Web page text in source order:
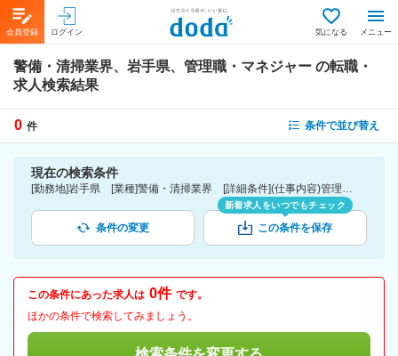
会員登録 ログイン 気になる メニュー
警備・清掃業界、岩手県、管理職・マネジャー の転職・
求人検索結果
0 件 条件で並び替え
現在の検索条件
[勤務地]岩手県 [業種]警備・清掃業界 [詳細条件](仕事内容)管理職・マネジャー
条件の変更
新着求人をいつでもチェック
この条件を保存
この条件にあった求人は 0件 です。
ほかの条件で検索してみましょう。